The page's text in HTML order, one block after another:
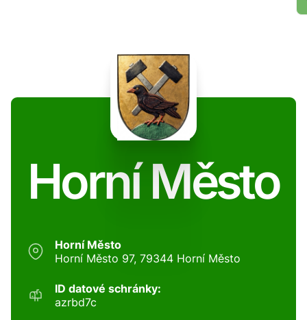
Horní Město
Horní Město
Horní Město 97, 79344 Horní Město
ID datové schránky:
azrbd7c